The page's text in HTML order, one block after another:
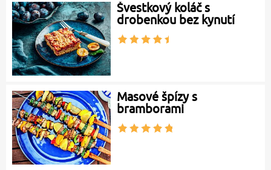
Švestkový koláč s
drobenkou bez kynutí
Masové špízy s
bramborami